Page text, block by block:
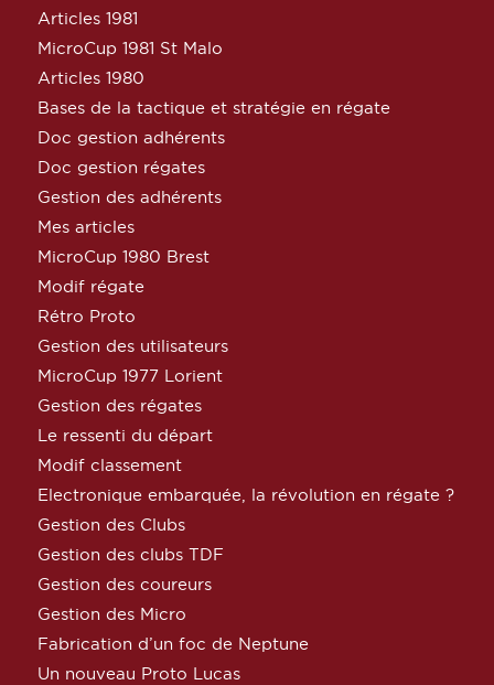
Articles 1981
MicroCup 1981 St Malo
Articles 1980
Bases de la tactique et stratégie en régate
Doc gestion adhérents
Doc gestion régates
Gestion des adhérents
Mes articles
MicroCup 1980 Brest
Modif régate
Rétro Proto
Gestion des utilisateurs
MicroCup 1977 Lorient
Gestion des régates
Le ressenti du départ
Modif classement
Electronique embarquée, la révolution en régate ?
Gestion des Clubs
Gestion des clubs TDF
Gestion des coureurs
Gestion des Micro
Fabrication d’un foc de Neptune
Un nouveau Proto Lucas